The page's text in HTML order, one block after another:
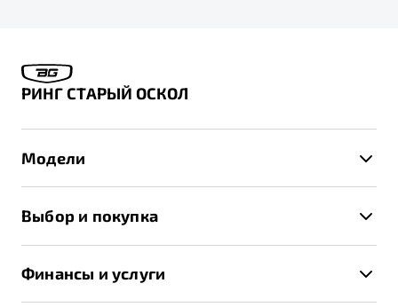
РИНГ СТАРЫЙ ОСКОЛ
Модели
X70
Выбор и покупка
Спецпредложения и Акции
Финансы и услуги